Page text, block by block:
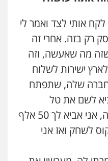
לקח אותי לצד ואמר לי
רק בזה. אחרי זה
מה שאעשה, וזה
ישירות לשלוח
שלה, שתפתח
לשם את טל
קורקוס. אמרתי לחברה שלה, אני אביא לך 50 אלף
לשחק ואז אני